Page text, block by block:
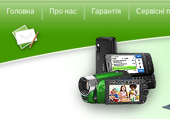
Головна Про нас Гарантія Сервісні